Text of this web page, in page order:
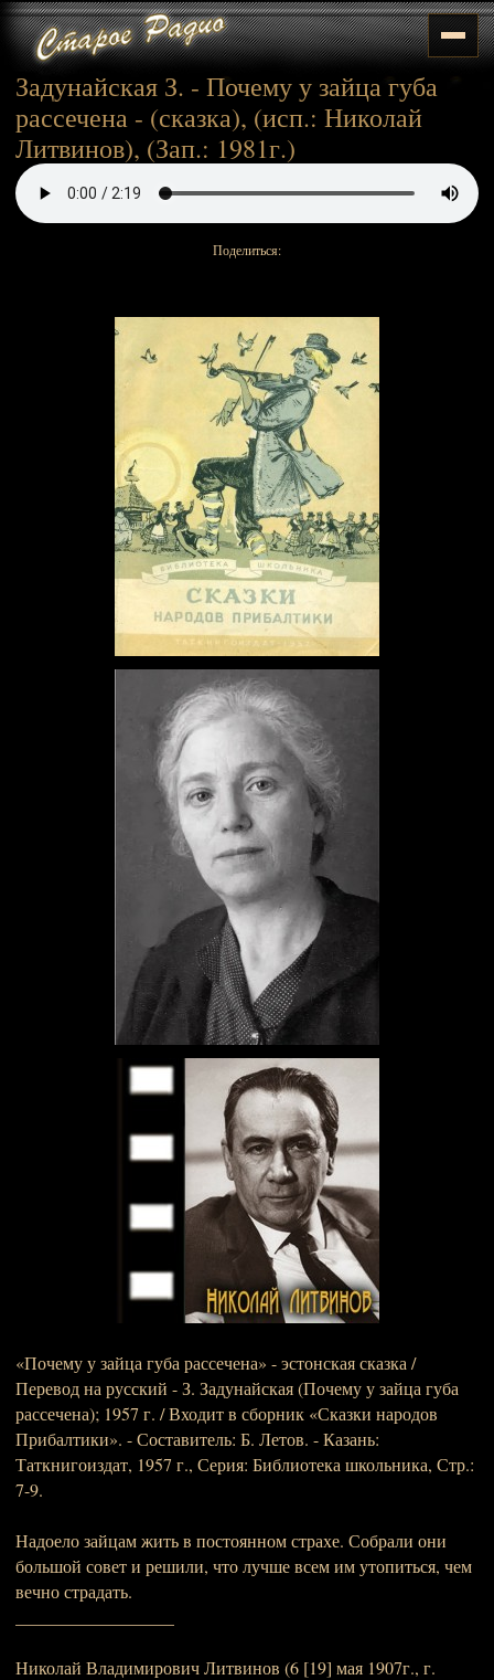
Задунайская З. - Почему у зайца губа
рассечена - (сказка), (исп.: Николай
Литвинов), (Зап.: 1981г.)
Поделиться:
«Почему у зайца губа рассечена» - эстонская сказка /
Перевод на русский - З. Задунайская (Почему у зайца губа
рассечена); 1957 г. / Входит в сборник «Сказки народов
Прибалтики». - Составитель: Б. Летов. - Казань:
Таткнигоиздат, 1957 г., Серия: Библиотека школьника, Стр.:
7-9.
Надоело зайцам жить в постоянном страхе. Собрали они
большой совет и решили, что лучше всем им утопиться, чем
вечно страдать.
Николай Владимирович Литвинов (6 [19] мая 1907г., г.